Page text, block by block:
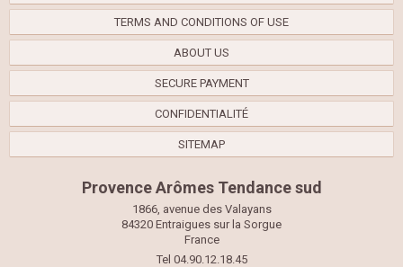
TERMS AND CONDITIONS OF USE
ABOUT US
SECURE PAYMENT
CONFIDENTIALITÉ
SITEMAP
Provence Arômes Tendance sud
1866, avenue des Valayans
84320 Entraigues sur la Sorgue
France
Tel 04.90.12.18.45